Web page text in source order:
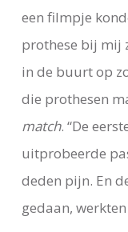
een filmpje
prothese bij mij
in de buurt op
die prothesen
match. “De
uitprobeerde
deden pijn. En
gedaan, werkten